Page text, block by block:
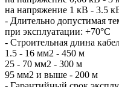
на напряжение 1 кВ - 3.5
- Длительно допустимая
при эксплуатации: +70°С
- Строительная длина
1.5 - 16 мм2 - 450 м
25 - 70 мм2 - 300 м
95 мм2 и выше - 200 м